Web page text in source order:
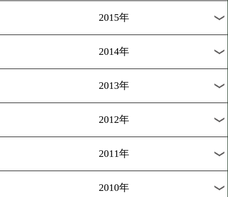
2022年
2020年